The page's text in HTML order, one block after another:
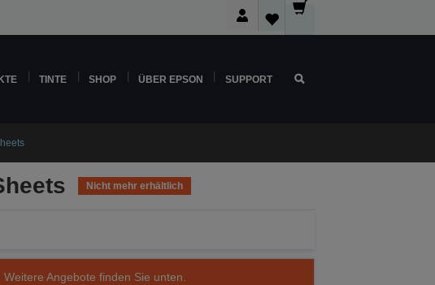
TINTE SHOP ÜBER EPSON SUPPORT
Nicht mehr erhältlich
Angebote finden Sie unten.